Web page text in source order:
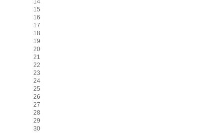
14
15
16
17
18
19
20
21
22
23
24
25
26
27
28
29
30